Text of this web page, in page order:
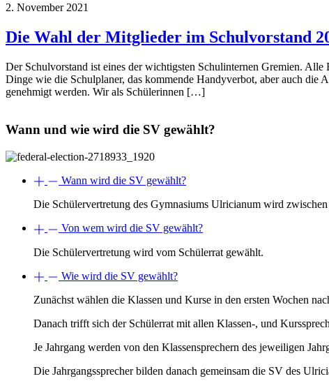
2. November 2021
Die Wahl der Mitglieder im Schulvorstand
Der Schulvorstand ist eines der wichtigsten Schulinternen Gremien.
Dinge wie die Schulplaner, das kommende Handyverbot, aber auch die
genehmigt werden. Wir als Schülerinnen […]
Wann und wie wird die SV gewählt?
Wann wird die SV gewählt?
Die Schülervertretung des Gymnasiums Ulricianum wird
Von wem wird die SV gewählt?
Die Schülervertretung wird vom Schülerrat gewählt.
Wie wird die SV gewählt?
Zunächst wählen die Klassen und Kurse in den ersten Wochen
Danach trifft sich der Schülerrat mit allen Klassen-, und
Je Jahrgang werden von den Klassensprechern des jeweiligen
Die Jahrgangssprecher bilden danach gemeinsam die SV des